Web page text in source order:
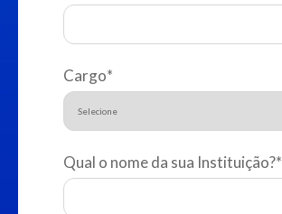
Cargo*
Qual o nome da sua Instituição?*